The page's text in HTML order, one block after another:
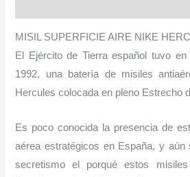
MISIL SUPERFICIE AIRE NIKE
El Ejército de Tierra español tuvo
1992, una batería de misiles
Hercules colocada en pleno Estrecho
Es poco conocida la presencia de
aérea estratégicos en España, y aún
secretismo el porqué estos